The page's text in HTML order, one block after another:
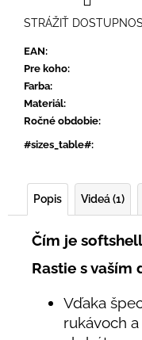
EAN:
Pre koho:
Farba:
Materiál:
Ročné obdobie:
#sizes_table#:
STRÁŽIŤ
Popis Videá (1)
Čím je
Rastie s vaším
Vďaka
rukávoch a